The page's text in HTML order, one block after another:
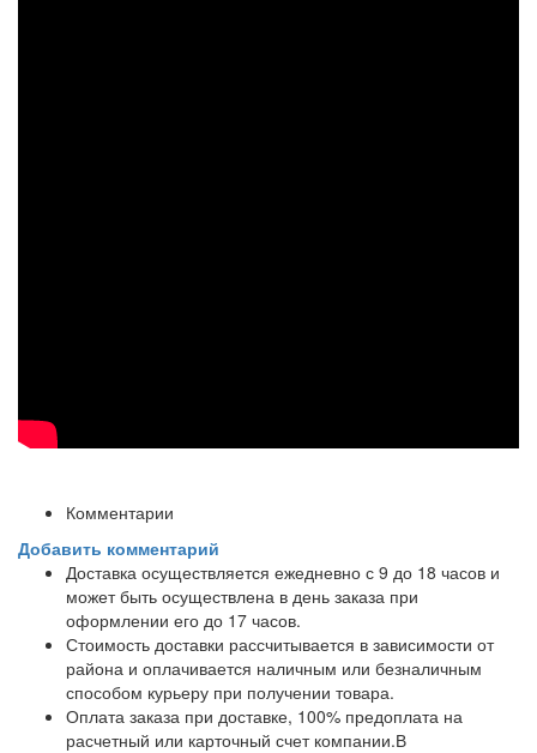
Комментарии
Добавить комментарий
Доставка осуществляется ежедневно с 9 до 18 часов и
может быть осуществлена в день заказа при
оформлении его до 17 часов.
Стоимость доставки рассчитывается в зависимости от
района и оплачивается наличным или безналичным
способом курьеру при получении товара.
Оплата заказа при доставке, 100% предоплата на
расчетный или карточный счет компании.В